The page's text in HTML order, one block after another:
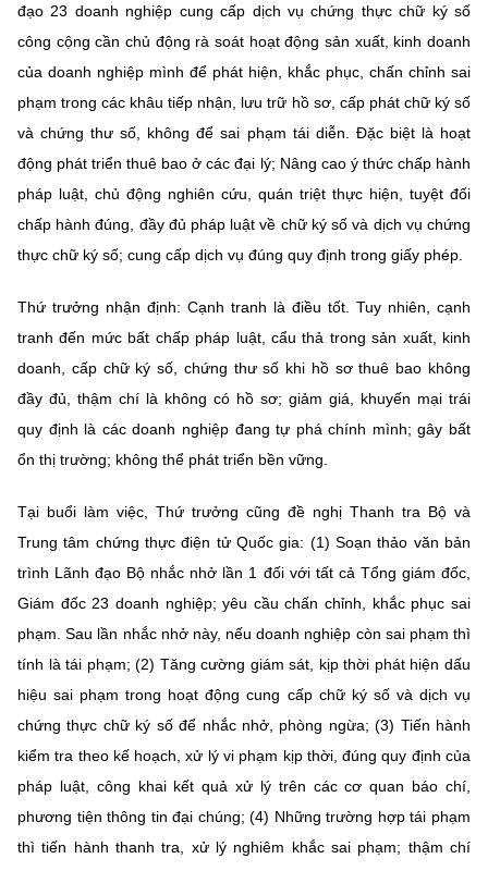
đạo 23 doanh nghiệp cung cấp dịch vụ chứng thực chữ ký số
công cộng cần chủ động rà soát hoạt động sản xuất, kinh doanh
của doanh nghiệp mình để phát hiện, khắc phục, chấn chỉnh sai
phạm trong các khâu tiếp nhận, lưu trữ hồ sơ, cấp phát chữ ký số
và chứng thư số, không để sai phạm tái diễn. Đặc biệt là hoạt
động phát triển thuê bao ở các đại lý; Nâng cao ý thức chấp hành
pháp luật, chủ động nghiên cứu, quán triệt thực hiện, tuyệt đối
chấp hành đúng, đầy đủ pháp luật về chữ ký số và dịch vụ chứng
thực chữ ký số; cung cấp dịch vụ đúng quy định trong giấy phép.
Thứ trưởng nhận định: Cạnh tranh là điều tốt. Tuy nhiên, cạnh
tranh đến mức bất chấp pháp luật, cẩu thả trong sản xuất, kinh
doanh, cấp chữ ký số, chứng thư số khi hồ sơ thuê bao không
đầy đủ, thậm chí là không có hồ sơ; giảm giá, khuyến mại trái
quy định là các doanh nghiệp đang tự phá chính mình; gây bất
ổn thị trường; không thể phát triển bền vững.
Tại buổi làm việc, Thứ trưởng cũng đề nghị Thanh tra Bộ và
Trung tâm chứng thực điện tử Quốc gia: (1) Soạn thảo văn bản
trình Lãnh đạo Bộ nhắc nhở lần 1 đối với tất cả Tổng giám đốc,
Giám đốc 23 doanh nghiệp; yêu cầu chấn chỉnh, khắc phục sai
phạm. Sau lần nhắc nhở này, nếu doanh nghiệp còn sai phạm thì
tính là tái phạm; (2) Tăng cường giám sát, kịp thời phát hiện dấu
hiệu sai phạm trong hoạt động cung cấp chữ ký số và dịch vụ
chứng thực chữ ký số để nhắc nhở, phòng ngừa; (3) Tiến hành
kiểm tra theo kế hoạch, xử lý vi phạm kịp thời, đúng quy định của
pháp luật, công khai kết quả xử lý trên các cơ quan báo chí,
phương tiện thông tin đại chúng; (4) Những trường hợp tái phạm
thì tiến hành thanh tra, xử lý nghiêm khắc sai phạm; thậm chí